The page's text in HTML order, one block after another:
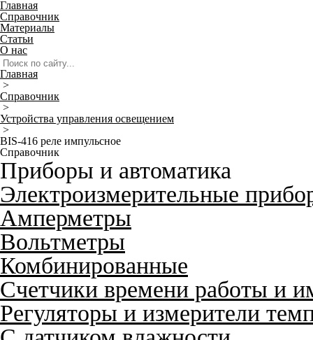
Главная
Справочник
Материалы
Статьи
О нас
Главная
>
Справочник
>
Устройства управления освещением
>
BIS-416 реле импульсное
Справочник
Приборы и автоматика
Электроизмерительные
Амперметры
Вольтметры
Комбинированные
Счетчики времени работы и
Регуляторы и измерители